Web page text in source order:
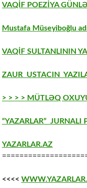
VAQİF POEZİYA
Mustafa Müseyiboğlu
VAQİF SULTANLININ
ZAUR USTACIN
> > > > MÜTLƏQ
“YAZARLAR” JURNALI
YAZARLAR.AZ
<<<<